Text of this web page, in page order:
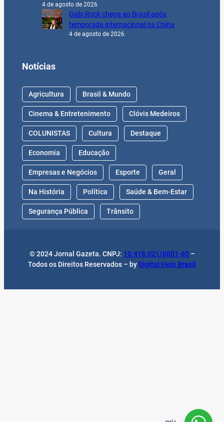
4 de agosto de 2026
Gabi Rock chega ao Brasil após
temporada internacional na China
4 de agosto de 2026
Notícias
Agricultura Brasil & Mundo
Cinema & Entretenimento Clóvis Medeiros
COLUNISTAS Cultura Destaque
Economia Educação
Empresas e Negócios Esporte Geral
Na História Política Saúde & Bem-Estar
Segurança Pública Trânsito
© 2024 Jornal Gazeta. CNPJ: 10.418.021/0001-85–
Todos os Direitos Reservados – by Digital Help Brasil